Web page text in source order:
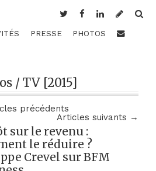
PRESSE PHOTOS
/ TV [2015]
précédents
Articles suivants →
sur le revenu :
le réduire ?
Crevel sur BFM